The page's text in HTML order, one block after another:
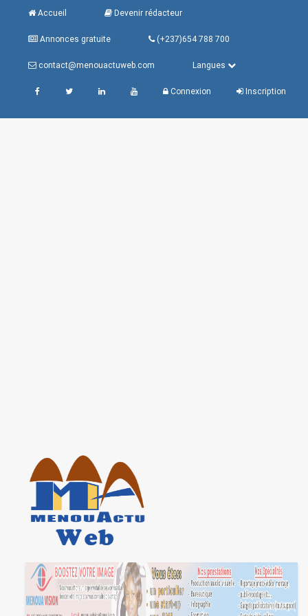
Accueil Devenir rédacteur
Annonces gratuite (+237)654 788 700
contact@menouactuweb.com Langues
Connexion Inscription